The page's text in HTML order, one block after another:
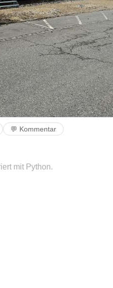
💬 Kommentar
mit Python.